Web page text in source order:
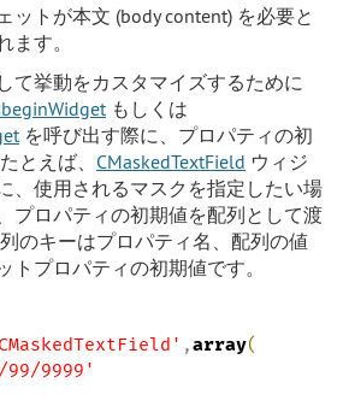
ットが本文 (body content) を必要と
ます。
て挙動をカスタマイズするために
もしくは
を呼び出す際に、プロパティの初
とえば、 CMaskedTextField ウィジ
、使用されるマスクを指定したい場
プロパティの初期値を配列として渡
のキーはプロパティ名、配列の値
トプロパティの初期値です。
CMaskedTextField ' ,array(
99/9999 '